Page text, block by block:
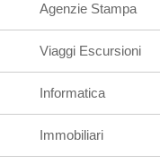
Agenzie Stampa
Viaggi Escursioni
Informatica
Immobiliari